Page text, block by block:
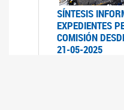
SÍNTESIS
EXPEDIENTES
COMISIÓN
21-05-2025